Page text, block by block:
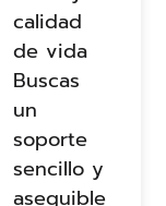
calidad
de vida
Buscas
un
soporte
sencillo y
asequible